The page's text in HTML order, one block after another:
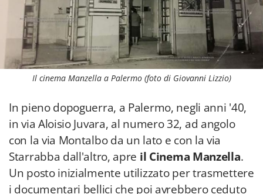
Il cinema Manzella a Palermo (foto di Giovanni Lizzio)
In pieno dopoguerra, a Palermo, negli anni '40,
in via Aloisio Juvara, al numero 32, ad angolo
con la via Montalbo da un lato e con la via
Starrabba dall'altro, apre il Cinema Manzella.
Un posto inizialmente utilizzato per trasmettere
i documentari bellici che poi avrebbero ceduto